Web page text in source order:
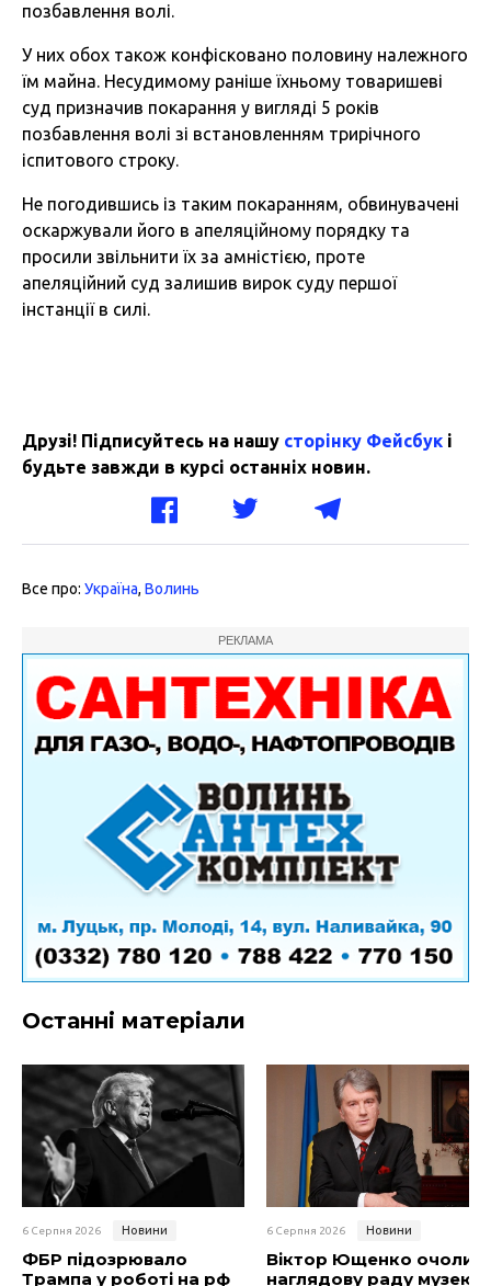
позбавлення волі.
У них обох також конфісковано половину належного
їм майна. Несудимому раніше їхньому товаришеві
суд призначив покарання у вигляді 5 років
позбавлення волі зі встановленням трирічного
іспитового строку.
Не погодившись із таким покаранням, обвинувачені
оскаржували його в апеляційному порядку та
просили звільнити їх за амністією, проте
апеляційний суд залишив вирок суду першої
інстанції в силі.
Друзі! Підписуйтесь на нашу сторінку Фейсбук і
будьте завжди в курсі останніх новин.
Все про: Україна, Волинь
РЕКЛАМА
Останні матеріали
6 Серпня 2026 Новини
ФБР підозрювало
Трампа у роботі на рф
6 Серпня 2026 Новини
Віктор Ющенко очолив
наглядову раду музею